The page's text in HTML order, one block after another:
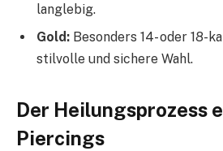
langlebig.
Gold: Besonders 14- oder 18-
stilvolle und sichere Wahl.
Der Heilungsprozess
Piercings